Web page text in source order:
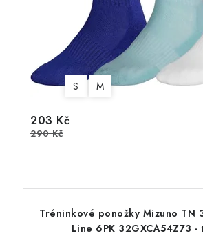
S M
203 Kč
290 Kč
Tréninkové ponožky Mizuno TN
Line 6PK 32GXCA54Z73